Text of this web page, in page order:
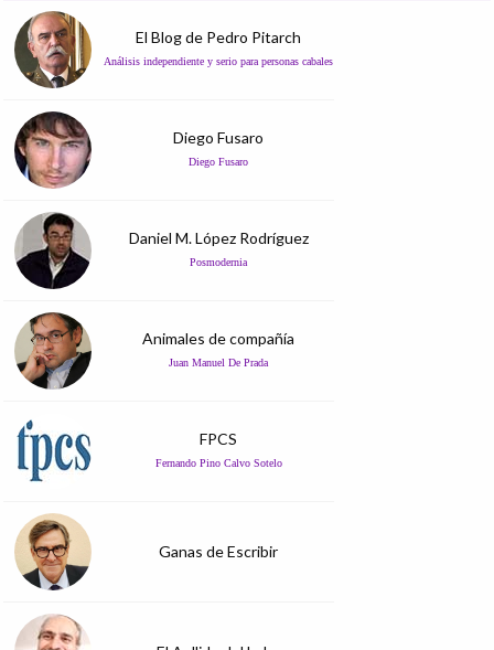
El Blog de Pedro Pitarch
Análisis independiente y serio para personas cabales
Diego Fusaro
Diego Fusaro
Daniel M. López Rodríguez
Posmodernia
Animales de compañía
Juan Manuel De Prada
FPCS
Fernando Pino Calvo Sotelo
Ganas de Escribir